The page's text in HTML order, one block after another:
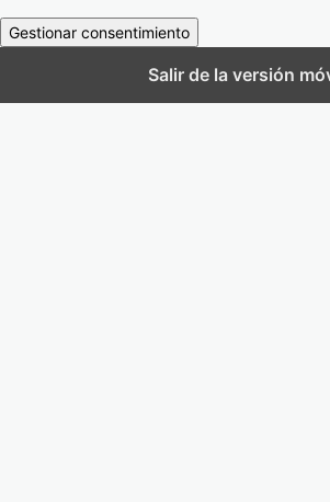
Gestionar consentimiento
Salir de la versión